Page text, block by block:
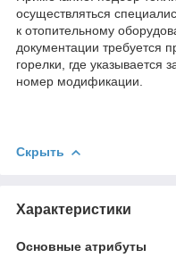
осуществляться
к отопительному
документации требуется
горелки, где указывается
номер модификации.
Скрыть
Характеристики
Основные атрибуты